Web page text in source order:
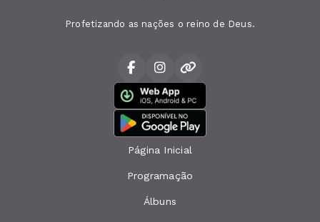
Profetizando as nações o reino de Deus.
Página Inicial
Programação
Álbuns